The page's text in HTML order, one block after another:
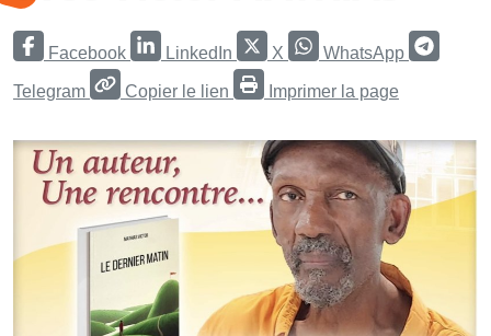
Facebook LinkedIn X WhatsApp
Telegram Copier le lien Imprimer la page